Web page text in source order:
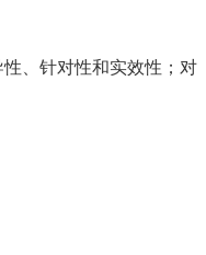
、针对性和实效性；对